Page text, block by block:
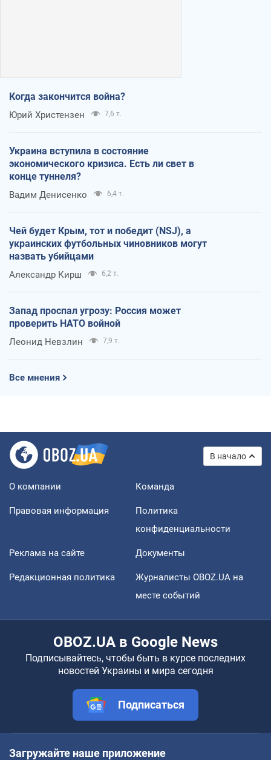
Когда закончится война?
Юрий Христензен 7,6 т.
Украина вступила в состояние
экономического кризиса. Есть ли свет в
конце туннеля?
Вадим Денисенко 6,4 т.
Чей будет Крым, тот и победит (NSJ), а
украинских футбольных чиновников могут
назвать убийцами
Александр Кирш 6,2 т.
Запад проспал угрозу: Россия может
проверить НАТО войной
Леонид Невзлин 7,9 т.
Все мнения
В начало
О компании Команда
Правовая информация
Политика
конфиденциальности
Реклама на сайте Документы
Редакционная политика
Журналисты OBOZ.UA на
месте событий
OBOZ.UA в Google News
Подписывайтесь, чтобы быть в курсе последних
новостей Украины и мира сегодня
Подписаться
Загружайте наше приложение